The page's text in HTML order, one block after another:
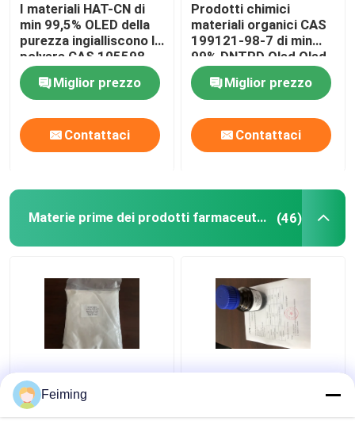
I materiali HAT-CN di
min 99,5% OLED della
purezza ingialliscono la
polvere CAS 105598-
27-4
Miglior prezzo
Contattaci
Prodotti chimici
materiali organici CAS
199121-98-7 di min
99% DNTPD Oled Oled
di purezza
Miglior prezzo
Contattaci
Materie prime dei prodotti farmaceutici (46)
Cloridrato della fosfina
dell'HCl Tris (2-
Carboxyethyl) di CAS
Feiming